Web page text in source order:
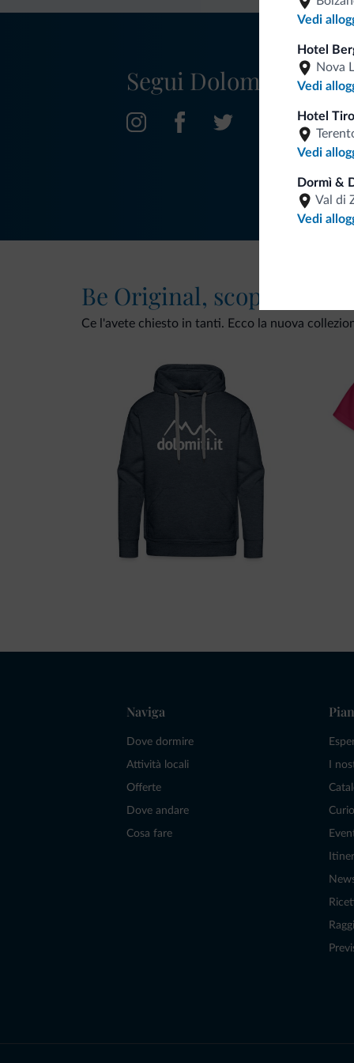
Vedi
Hotel
Nova
Vedi
Hotel
Vedi
Dormì &
Val di
Vedi
Segui Dolomiti.it
Be Original, scopri la
Ce l'avete chiesto in tanti. Ecco la nuova
Naviga
Dove dormire
Attività locali
Offerte
Dove andare
Cosa fare
I